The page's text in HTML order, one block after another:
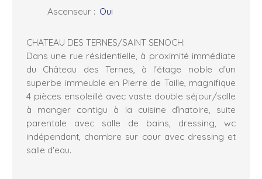
Ascenseur : Oui
CHATEAU DES TERNES/SAINT SENOCH:
Dans une rue résidentielle, à proximité immédiate
du Château des Ternes, à l'étage noble d'un
superbe immeuble en Pierre de Taille, magnifique
4 pièces ensoleillé avec vaste double séjour/salle
à manger contigu à la cuisine dînatoire, suite
parentale avec salle de bains, dressing, wc
indépendant, chambre sur cour avec dressing et
salle d'eau.